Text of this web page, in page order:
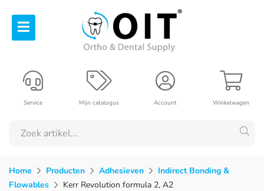
Winkelwagen
Account
Mijn catalogus
Service
Home Producten Adhesieven
Indirect Bonding &
Flowables
Kerr Revolution formula 2, A2